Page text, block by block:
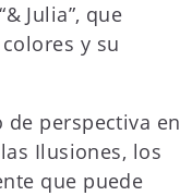
Julia”, que
y su
perspectiva en
Ilusiones, los
que puede